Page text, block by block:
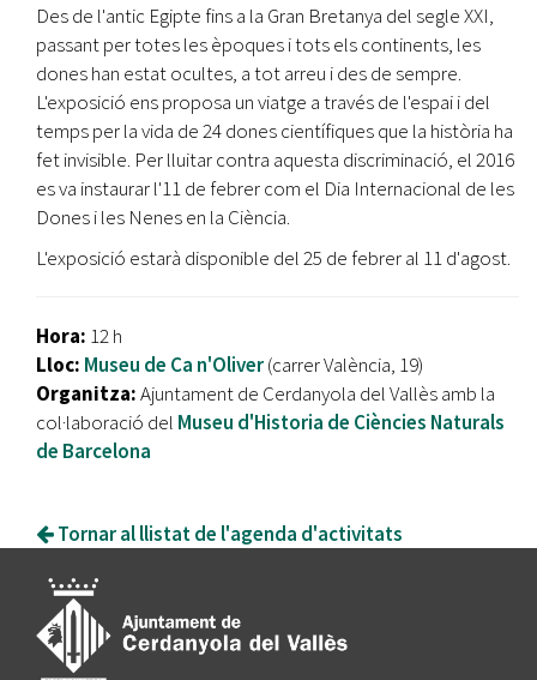
Des de l'antic Egipte fins a la Gran Bretanya del segle XXI,
passant per totes les èpoques i tots els continents, les
dones han estat ocultes, a tot arreu i des de sempre.
L'exposició ens proposa un viatge a través de l'espai i del
temps per la vida de 24 dones científiques que la història ha
fet invisible. Per lluitar contra aquesta discriminació, el 2016
es va instaurar l'11 de febrer com el Dia Internacional de les
Dones i les Nenes en la Ciència.
L'exposició estarà disponible del 25 de febrer al 11 d'agost.
Hora: 12 h
Lloc: Museu de Ca n'Oliver(carrer València, 19)
Organitza:Ajuntament de Cerdanyola del Vallès amb la
col·laboració del Museu d'Historia de Ciències Naturals
de Barcelona
Tornar al llistat de l'agenda d'activitats